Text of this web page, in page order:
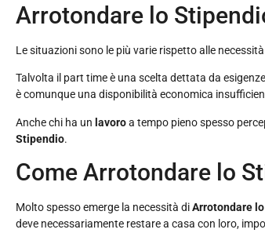
Arrotondare lo
Le situazioni sono le più varie rispetto alle
Talvolta il part time è una scelta dettata da
è comunque una disponibilità economica
Anche chi ha un lavoroa tempo pieno spesso
Stipendio.
Come Arrotondare lo
Molto spesso emerge la necessità diArrotondare
deve necessariamente restare a casa con loro,